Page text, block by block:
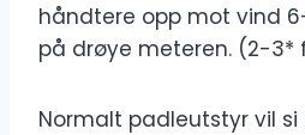
håndtere opp mot vind
på drøye meteren. (2-3*
Normalt padleutstyr vil